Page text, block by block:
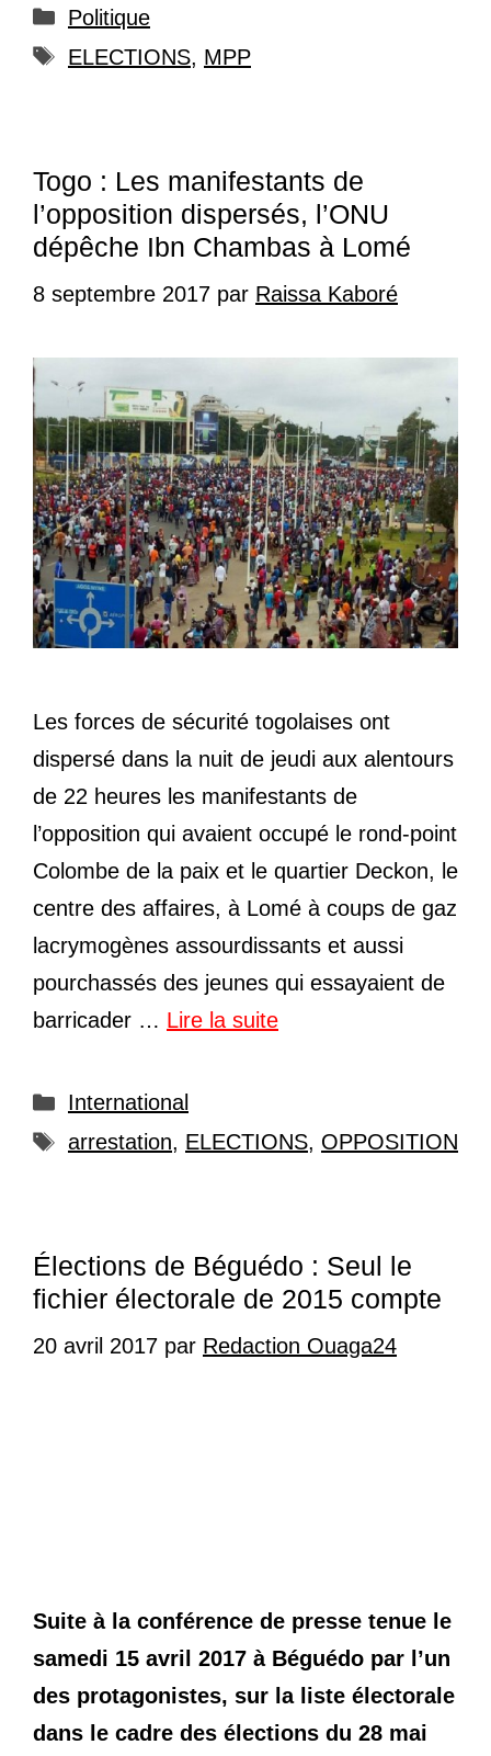
Catégories
Politique
Étiquettes
ELECTIONS, MPP
Togo : Les manifestants de
l’opposition dispersés, l’ONU
dépêche Ibn Chambas à Lomé
8 septembre 2017 par Raissa Kaboré
Les forces de sécurité togolaises ont
dispersé dans la nuit de jeudi aux alentours
de 22 heures les manifestants de
l’opposition qui avaient occupé le rond-point
Colombe de la paix et le quartier Deckon, le
centre des affaires, à Lomé à coups de gaz
lacrymogènes assourdissants et aussi
pourchassés des jeunes qui essayaient de
barricader … Lire la suite
Catégories
International
Étiquettes
arrestation, ELECTIONS, OPPOSITION
Élections de Béguédo : Seul le
fichier électorale de 2015 compte
20 avril 2017 par Redaction Ouaga24
Suite à la conférence de presse tenue le
samedi 15 avril 2017 à Béguédo par l’un
des protagonistes, sur la liste électorale
dans le cadre des élections du 28 mai